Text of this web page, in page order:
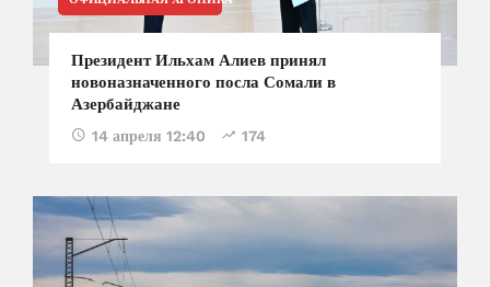
Президент Ильхам Алиев принял
новоназначенного посла Сомали в
Азербайджане
14 апреля 12:40 174